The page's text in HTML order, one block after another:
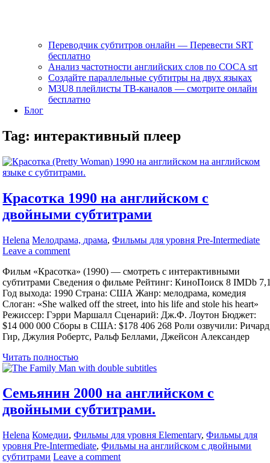
Переводчик субтитров онлайн — Перевести SRT
бесплатно
Анализ частотности английских слов по COCA srt
Создайте параллельные субтитры на двух языках
M3U8 плейлисты ТВ‑каналов — смотрите онлайн
бесплатно
Блог
Tag:интерактивный плеер
Красотка 1990 на английском с
двойными субтитрами
Helena Мелодрама, драма,Фильмы для уровня Pre-Intermediate
Leave a comment
Фильм «Красотка» (1990) — смотреть с интерактивными
субтитрами Сведения о фильме Рейтинг: КиноПоиск 8 IMDb
Год выхода: 1990 Страна: США Жанр: мелодрама, комедия
Слоган: «She walked off the street, into his life and stole his heart»
Режиссер: Гэрри Маршалл Сценарий: Дж.Ф. Лоутон Бюджет:
$14 000 000 Сборы в США: $178 406 268 Роли озвучили: Ричард
Гир, Джулия Робертс, Ральф Беллами, Джейсон Александер
Читать полностью
Семьянин 2000 на английском с
двойными субтитрами.
Helena Комедии,Фильмы для уровня Elementary,Фильмы для
уровня Pre-Intermediate,Фильмы на английском с двойными
субтитрами Leave a comment